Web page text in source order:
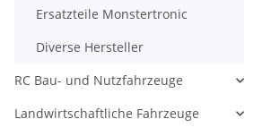
Ersatzteile Monstertronic
Diverse Hersteller
RC Bau- und Nutzfahrzeuge
Landwirtschaftliche Fahrzeuge